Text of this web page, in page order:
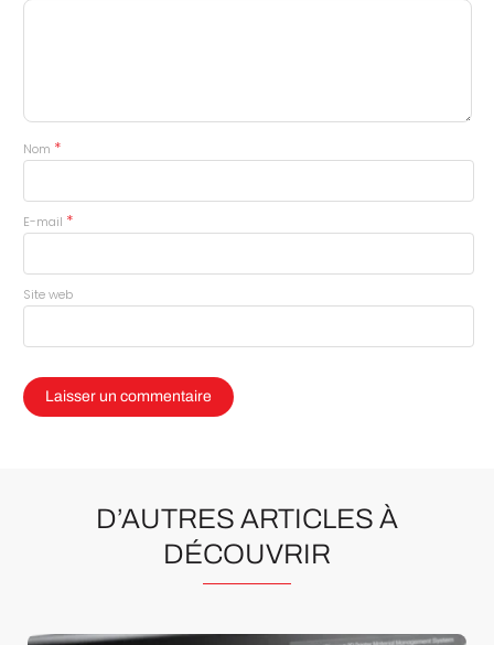
Nom *
E-mail *
Site web
D’AUTRES ARTICLES À
DÉCOUVRIR